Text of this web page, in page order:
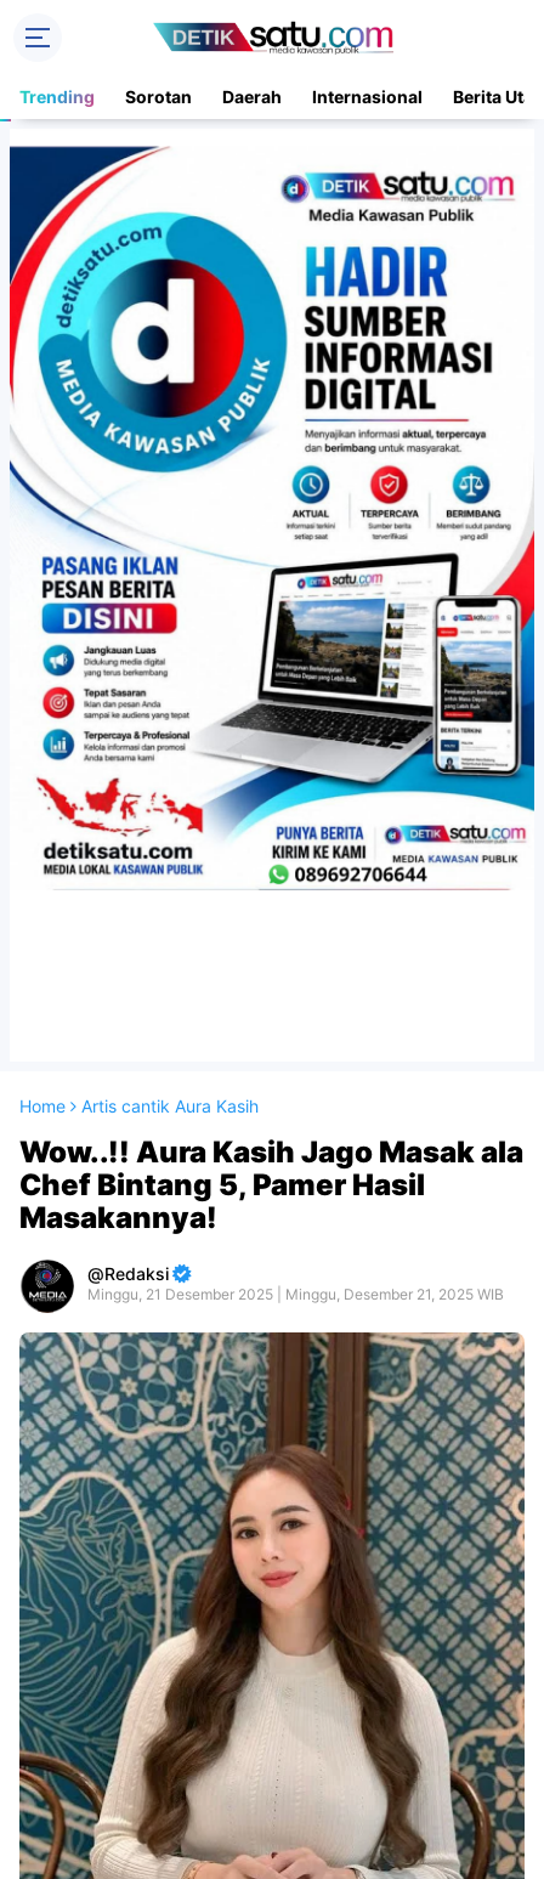
Trending Sorotan Daerah Internasional Berita
Home Artis cantik Aura Kasih
Wow..!! Aura Kasih Jago Masak ala
Chef Bintang 5, Pamer Hasil
Masakannya!
Redaksi
Minggu, 21 Desember 2025 | Minggu, Desember 21, 2025 WIB